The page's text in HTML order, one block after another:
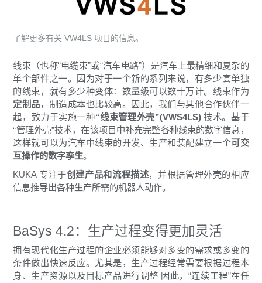
线束（也称“电缆束”或“汽车电路”）是汽车上最精细和复杂的
单个部件之一。因为对于一个新的系列来说，有多少套单独
的线束，就有多少种变体：数量级可以数十万计。线束作为
定制品，制造成本也比较高。因此，我们与其他合作伙伴一
起，致力于实施一种“线束管理外壳”(VWS4LS)技术。基于
“管理外壳”技术，在该项目中补充完整各种线束的数字信息，
这样就可以为汽车中线束的开发、生产和装配建立一个可交
互操作的数字孪生。
KUKA 专注于创建产品和流程描述，并根据管理外壳的相应
信息推导出各种生产所需的机器人动作。
了解更多有关 VW4LS 项目的信息。
BaSys 4.2：生产过程变得更加灵活
拥有现代化生产过程的企业必须能够对多变的需求或多变的
条件做出快速反应。尤其是，生产过程经常需要根据过程本
身、生产资源以及目标产品进行调整 因此，“连续工程”在任